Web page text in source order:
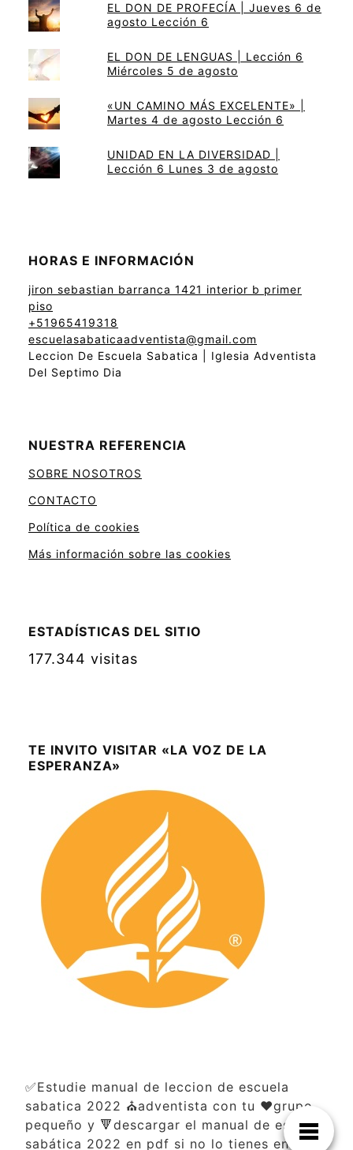
EL DON DE PROFECÍA | Jueves 6 de
agosto Lección 6
EL DON DE LENGUAS | Lección 6
Miércoles 5 de agosto
«UN CAMINO MÁS EXCELENTE» |
Martes 4 de agosto Lección 6
UNIDAD EN LA DIVERSIDAD |
Lección 6 Lunes 3 de agosto
HORAS E INFORMACIÓN
jiron sebastian barranca 1421 interior b primer
piso
+51965419318
escuelasabaticaadventista@gmail.com
Leccion De Escuela Sabatica | Iglesia Adventista
Del Septimo Dia
NUESTRA REFERENCIA
SOBRE NOSOTROS
CONTACTO
Política de cookies
Más información sobre las cookies
ESTADÍSTICAS DEL SITIO
177.344 visitas
TE INVITO VISITAR «LA VOZ DE LA
ESPERANZA»
✅Estudie manual de leccion de escuela
sabatica 2022 ⛪adventista con tu ❤️grupo
pequeño y 🔻descargar el manual de escuela
sabática 2022 en pdf si no lo tienes en